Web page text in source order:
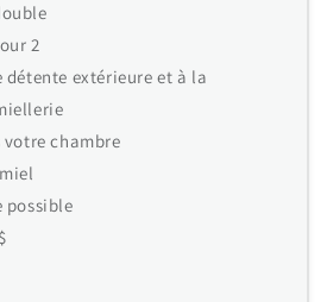
2
détente extérieure et à la
chambre